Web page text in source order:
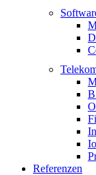
Referenzen